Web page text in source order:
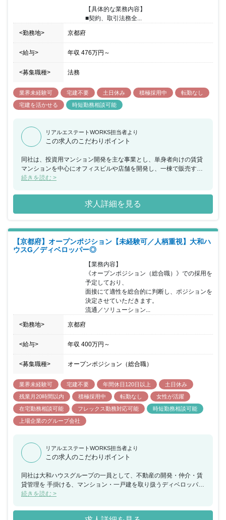
ド感を重要視しているため、稟議承認スピードが早いことやボトム
アップでの提案や意見に対して、役員を含む決裁権者が耳を傾ける
場を積極的に設けており、社員の自発性が尊重されています。 社内
設備や作成資料まで一貫してデザインにこだわり、無駄がなく研ぎ
澄まされた社風や不動産業界では珍しいITが普及した若く先進的な
風土も魅力的です。 総合不動産テック企業として不動産業界を一緒
【具体的な業務内容】
■契約、取引法務全...
<勤務地> 京都府
<給与> 年収 476万円 ～
<募集職種> 法務
業界未経験可 宅建不要 土日休み 積極採用中
転勤なし
宅建を活かせる
時短勤務相談可能
リアルエステートWORKS担当者より
この求人のこだわりポイント
同社は、投資用マンション開発を主な事業とし、単身者向けの賃貸
マンションを中心にオフィスビルや店舗を開発し、一棟で販売する
と同時に資産仮会社としてその収益運用を請け負うなど京都・大阪
企画力・開発力・デザイン力による供給拡大を行い将来収益の確保
や賃貸業や管理業での安定的な収益による、今後の景気のブレに対
しても耐えうる企業基盤を整えています。 現在、3年以内の上場を
ンス業務まで経験に応じて幅広い業務をお任せできる方を募集する
こととなりました。入社後すぐは補助業務から始まり、段階的にお
仕事をお任せしながら主体的に動いていただけるように進めていた
だきます。 各部署や役職毎のミッションが明確に定義されており、
四半期毎に実績に基づいた評価を行うため、結果次第でどんどんキ
ャリアアップすることができる環境が特徴です。 社内設備や作成資
料まで一貫してデザインにこだわり、無駄がなく研ぎ澄まされた社
風や不動産業界では珍しいITが普及した若く先進的な風土も魅力的
です。 総合不動産テック企業として不動産業界を一緒にアップデー
トしていただける方を歓迎いたします。
続きを読む >
求人詳細を見る
【京都府】オープンポジション【未経験可／人柄重視】大和ハ
ウスG／ディベロッパー◎
【業務内容】
《オープンポジション（総合職）》での採用を
予定しており、
面接にて適性を総合的に判断し、ポジションを
決定させていただきます。
流通／ソリューション...
<勤務地> 京都府
<給与> 年収 400万円 ～
<募集職種> オープンポジション（総合職）
業界未経験可 宅建不要 年間休日120日以上
土日休み
残業月20時間以内
積極採用中 転勤なし
女性が活躍
在宅勤務相談可能
フレックス勤務対応可能
時短勤務相談可能
上場企業のグループ会社
リアルエステートWORKS担当者より
この求人のこだわりポイント
同社は大和ハウスグループの一員として、不動産の開発・仲介・賃
貸管理を 手掛ける、マンション・一戸建を取り扱うディベロッパー
になります。 レジデンシャル事業／ソリューション事業／宿泊事業
OpenWork「新卒入社してよかった会社ランキング」では2022年に
続きを読む >